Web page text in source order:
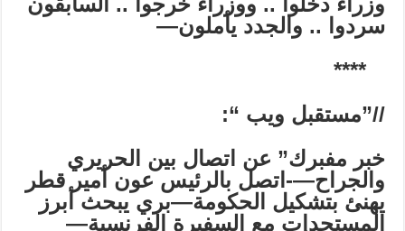
سردوا .. والجدد يأملون—
****
//”مستقبل ويب “:
خبر مفبرك” عن اتصال بين الحريري
والجراح—-اتصل بالرئيس عون أمير قطر
يهنئ بتشكيل الحكومة—بري يبحث أبرز
المستجدات مع السفيرة الفرنسية—